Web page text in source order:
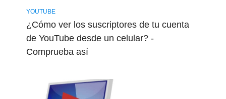
YOUTUBE
¿Cómo ver los suscriptores de tu cuenta
de YouTube desde un celular? -
Comprueba así